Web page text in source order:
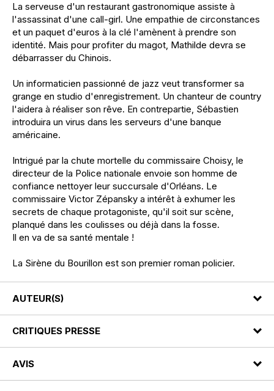
La serveuse d'un restaurant gastronomique assiste à
l'assassinat d'une call-girl. Une empathie de circonstances
et un paquet d'euros à la clé l'amènent à prendre son
identité. Mais pour profiter du magot, Mathilde devra se
débarrasser du Chinois.
Un informaticien passionné de jazz veut transformer sa
grange en studio d'enregistrement. Un chanteur de country
l'aidera à réaliser son rêve. En contrepartie, Sébastien
introduira un virus dans les serveurs d'une banque
américaine.
Intrigué par la chute mortelle du commissaire Choisy, le
directeur de la Police nationale envoie son homme de
confiance nettoyer leur succursale d'Orléans. Le
commissaire Victor Zépansky a intérêt à exhumer les
secrets de chaque protagoniste, qu'il soit sur scène,
planqué dans les coulisses ou déjà dans la fosse.
Il en va de sa santé mentale !
La Sirène du Bourillon est son premier roman policier.
AUTEUR(S)
CRITIQUES PRESSE
AVIS